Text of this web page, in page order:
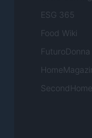
ESG 365
Food Wiki
FuturoDonna